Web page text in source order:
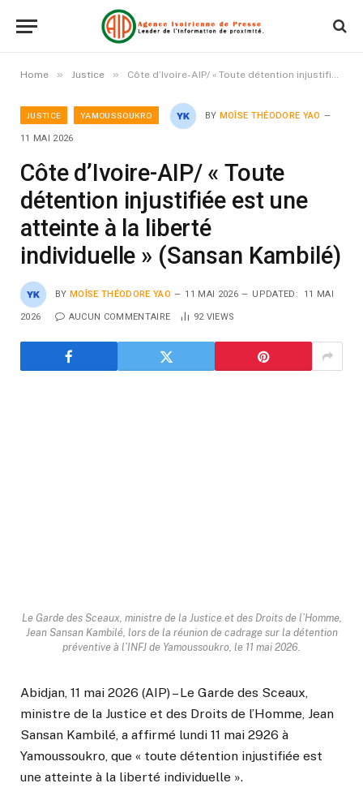
Home » Justice » Côte d’Ivoire-AIP/ « Toute détention injustifiée est une atteinte à la liberté individuelle » (Sansan Kambilé)
JUSTICE YAMOUSSOUKRO BY MOÎSE THÉODORE YAO
11 MAI 2026
Côte d’Ivoire-AIP/ « Toute
détention injustifiée est une
atteinte à la liberté
individuelle » (Sansan Kambilé)
BY MOÎSE THÉODORE YAO 11 MAI 2026 UPDATED: 11 MAI
2026 AUCUN COMMENTAIRE 92 VIEWS
Le Garde des Sceaux, ministre de la Justice et des Droits de l’Homme,
Jean Sansan Kambilé, lors de la réunion de cadrage sur la détention
préventive à l’INFJ de Yamoussoukro, le 11 mai 2026.
Abidjan, 11 mai 2026 (AIP) – Le Garde des Sceaux,
ministre de la Justice et des Droits de l’Homme, Jean
Sansan Kambilé, a affirmé lundi 11 mai 2926 à
Yamoussoukro, que « toute détention injustifiée est
une atteinte à la liberté individuelle ».